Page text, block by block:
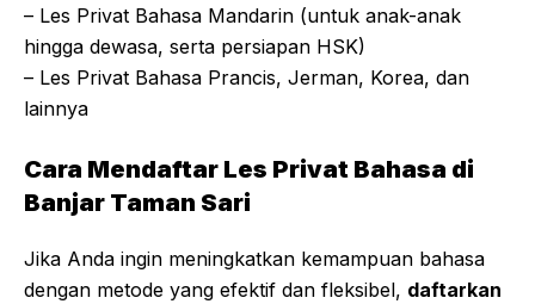
– Les Privat Bahasa Mandarin (untuk anak-anak
hingga dewasa, serta persiapan HSK)
– Les Privat Bahasa Prancis, Jerman, Korea, dan
lainnya
Cara Mendaftar Les Privat Bahasa di
Banjar Taman Sari
Jika Anda ingin meningkatkan kemampuan bahasa
dengan metode yang efektif dan fleksibel, daftarkan